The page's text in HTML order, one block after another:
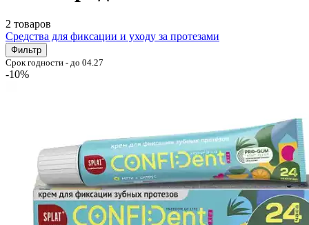
2 товаров
Cредства для фиксации и уходу за протезами
Фильтр
Срок годности - до 04.27
-10%